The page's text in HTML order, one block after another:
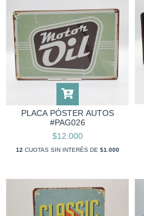
PLACA PÓSTER AUTOS
#PAG026
$12.000
12 CUOTAS SIN INTERÉS DE $1.000